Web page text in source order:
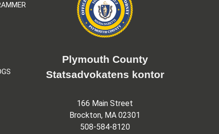
Plymouth County
Statsadvokatens kontor
166 Main Street
Brockton, MA 02301
508-584-8120